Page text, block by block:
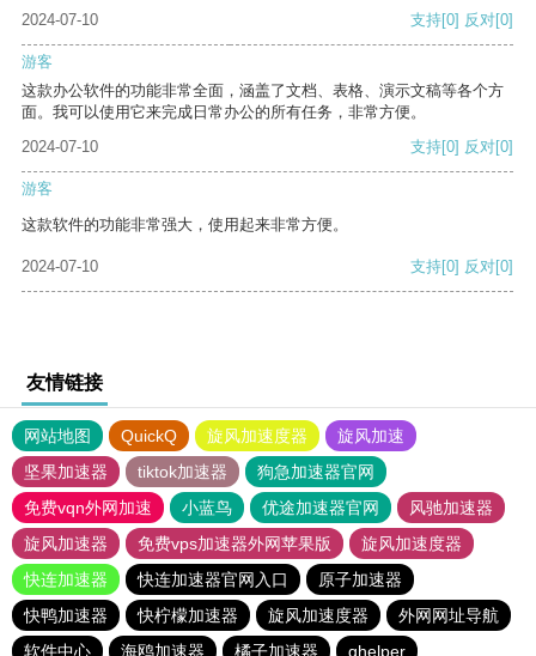
2024-07-10
支持[0] 反对[0]
游客
这款办公软件的功能非常全面，涵盖了文档、表格、演示文稿等各个方
面。我可以使用它来完成日常办公的所有任务，非常方便。
2024-07-10
支持[0] 反对[0]
游客
这款软件的功能非常强大，使用起来非常方便。
2024-07-10 支持[0] 反对[0]
友情链接
网站地图 QuickQ 旋风加速度器
旋风加速
坚果加速器
tiktok加速器
狗急加速器官网
免费vqn外网加速
小蓝鸟 优途加速器官网
风驰加速器
旋风加速器
免费vps加速器外网苹果版
旋风加速度器
快连加速器
快连加速器官网入口
原子加速器
快鸭加速器
快柠檬加速器 旋风加速度器
外网网址导航
软件中心
海鸥加速器 橘子加速器 ghelper